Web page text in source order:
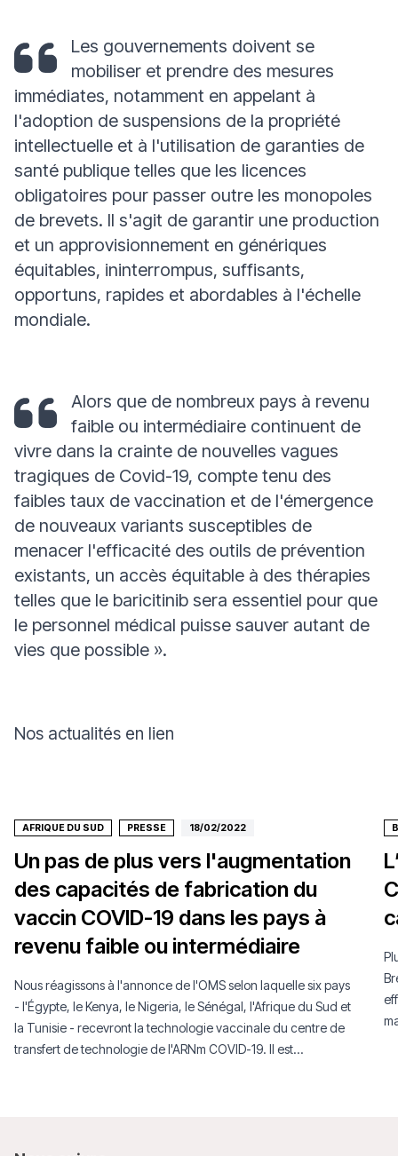
Les gouvernements doivent se
mobiliser et prendre des mesures
immédiates, notamment en appelant à
l'adoption de suspensions de la propriété
intellectuelle et à l'utilisation de garanties de
santé publique telles que les licences
obligatoires pour passer outre les monopoles
de brevets. Il s'agit de garantir une production
et un approvisionnement en génériques
équitables, ininterrompus, suffisants,
opportuns, rapides et abordables à l'échelle
mondiale.
Alors que de nombreux pays à revenu
faible ou intermédiaire continuent de
vivre dans la crainte de nouvelles vagues
tragiques de Covid-19, compte tenu des
faibles taux de vaccination et de l'émergence
de nouveaux variants susceptibles de
menacer l'efficacité des outils de prévention
existants, un accès équitable à des thérapies
telles que le baricitinib sera essentiel pour que
le personnel médical puisse sauver autant de
vies que possible ».
Nos actualités en lien
AFRIQUE DU SUD PRESSE 18/02/2022
Un pas de plus vers l'augmentation
des capacités de fabrication du
vaccin COVID-19 dans les pays à
revenu faible ou intermédiaire
Nous réagissons à l'annonce de l'OMS selon laquelle six pays
- l'Égypte, le Kenya, le Nigeria, le Sénégal, l'Afrique du Sud et
la Tunisie - recevront la technologie vaccinale du centre de
transfert de technologie de l'ARNm COVID-19. Il est